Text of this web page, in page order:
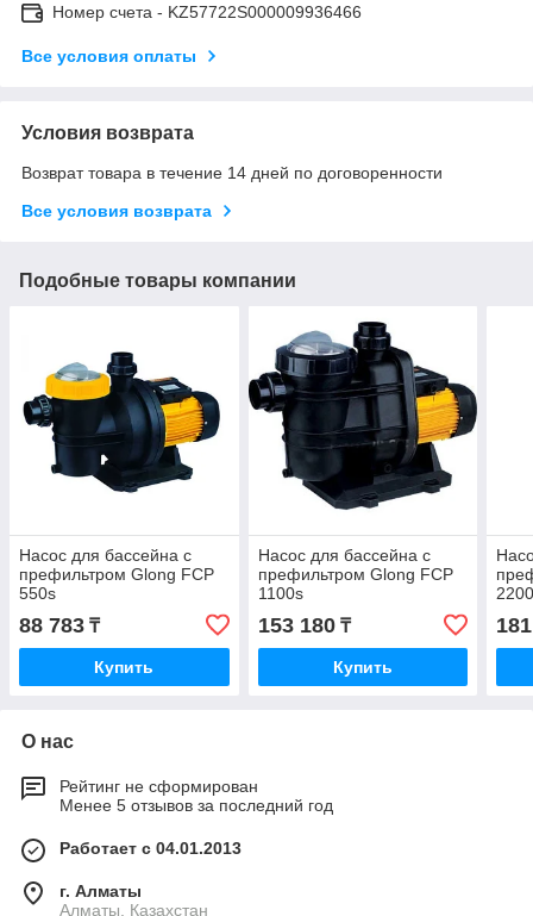
Номер счета - KZ57722S000009936466
Все условия оплаты
Условия возврата
Возврат товара в течение 14 дней по договоренности
Все условия возврата
Подобные товары компании
Насос для бассейна с
префильтром Glong FCP
550s
88 783 ₸
Купить
Насос для бассейна с
префильтром Glong FCP
1100s
153 180₸
Купить
О нас
Рейтинг не сформирован
Менее 5 отзывов за последний год
Работает с 04.01.2013
г. Алматы
Алматы, Казахстан